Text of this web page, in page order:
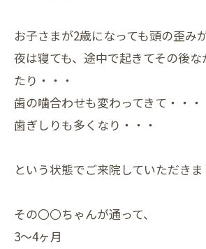
お子さまが2歳になっても頭の歪み
夜は寝ても、途中で起きてその後
たり・・・
歯の噛合わせも変わってきて・・・
歯ぎしりも多くなり・・・
という状態でご来院していただきま
その〇〇ちゃんが通って、
3～4ヶ月